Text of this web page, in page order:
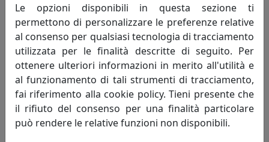
Le opzioni disponibili in questa sezione ti
permettono di personalizzare le preferenze relative
al consenso per qualsiasi tecnologia di tracciamento
utilizzata per le finalità descritte di seguito. Per
ottenere ulteriori informazioni in merito all'utilità e
al funzionamento di tali strumenti di tracciamento,
fai riferimento alla cookie policy. Tieni presente che
il rifiuto del consenso per una finalità particolare
può rendere le relative funzioni non disponibili.